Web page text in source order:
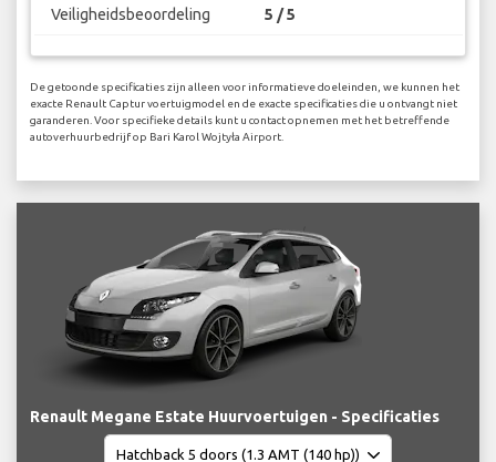
Veiligheidsbeoordeling 5 / 5
De getoonde specificaties zijn alleen voor informatieve doeleinden, we kunnen het
exacte Renault Captur voertuigmodel en de exacte specificaties die u ontvangt niet
garanderen. Voor specifieke details kunt u contact opnemen met het betreffende
autoverhuurbedrijf op Bari Karol Wojtyła Airport.
Renault Megane Estate Huurvoertuigen - Specificaties